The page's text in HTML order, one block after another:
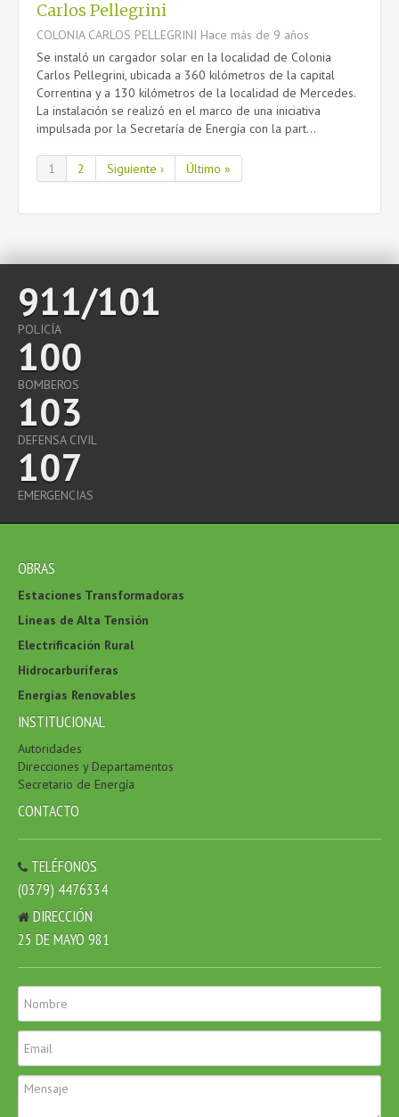
Carlos Pellegrini
COLONIA CARLOS PELLEGRINI Hace más de 9 años
Se instaló un cargador solar en la localidad de Colonia
Carlos Pellegrini, ubicada a 360 kilómetros de la capital
Correntina y a 130 kilómetros de la localidad de Mercedes.
La instalación se realizó en el marco de una iniciativa
impulsada por la Secretaría de Energía con la part...
1 2 Siguiente › Último »
911/101
POLICÍA
100
BOMBEROS
103
DEFENSA CIVIL
107
EMERGENCIAS
OBRAS
Estaciones Transformadoras
Lineas de Alta Tensión
Electrificación Rural
Hidrocarburíferas
Energías Renovables
INSTITUCIONAL
Autoridades
Direcciones y Departamentos
Secretario de Energía
CONTACTO
TELÉFONOS
(0379) 4476334
DIRECCIÓN
25 DE MAYO 981